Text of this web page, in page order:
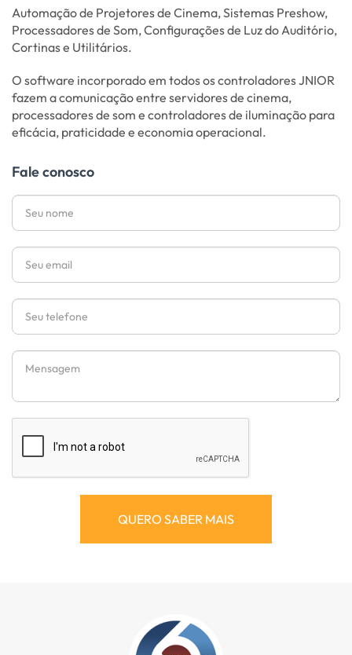
Automação de Projetores de Cinema, Sistemas Preshow,
Processadores de Som, Configurações de Luz do Auditório,
Cortinas e Utilitários.
O software incorporado em todos os controladores JNIOR
fazem a comunicação entre servidores de cinema,
processadores de som e controladores de iluminação para
eficácia, praticidade e economia operacional.
Fale conosco
Nome
Email
Telefone
Mensagem
QUERO SABER MAIS